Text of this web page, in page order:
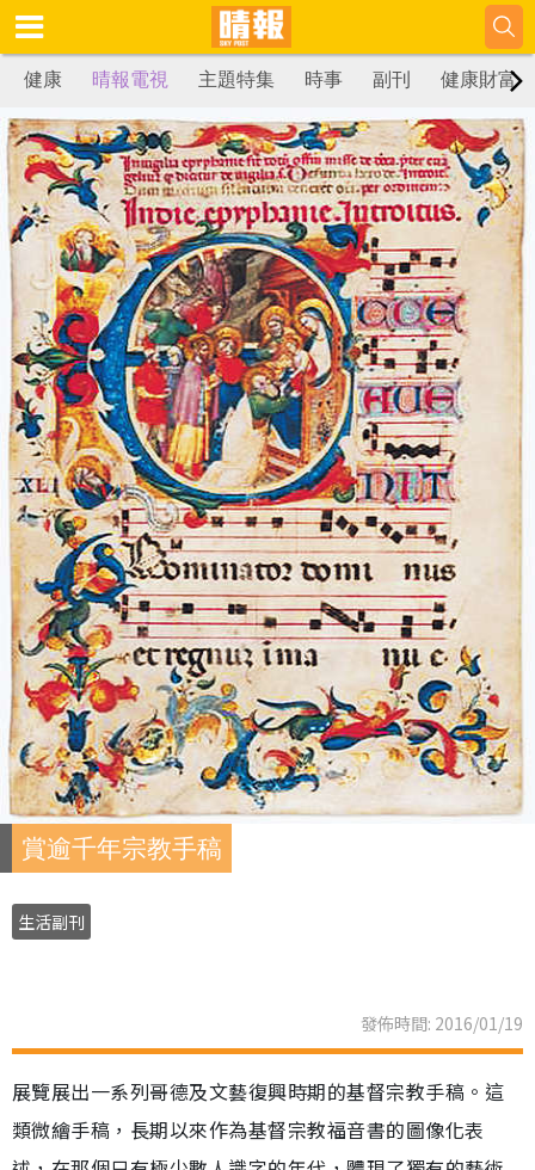
健康 晴報電視 主題特集 時事 副刊 健康財富
賞逾千年宗教手稿
生活副刊
發佈時間: 2016/01/19
展覽展出一系列哥德及文藝復興時期的基督宗教手稿。這
類微繪手稿，長期以來作為基督宗教福音書的圖像化表